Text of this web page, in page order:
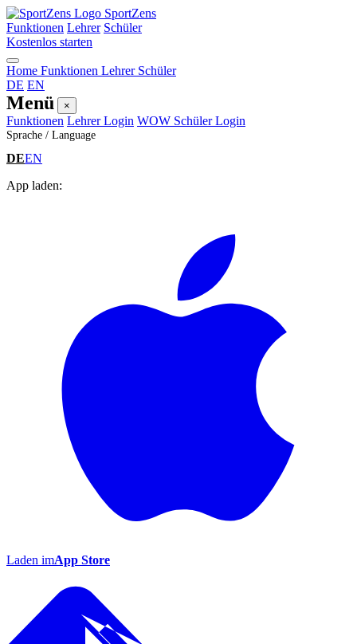
SportZens
Funktionen Lehrer Schüler
Kostenlos starten
Home Funktionen Lehrer Schüler
DE EN
Menü ×
Funktionen Lehrer Login WOW Schüler Login
Sprache / Language
DEEN
App laden:
Laden imApp Store